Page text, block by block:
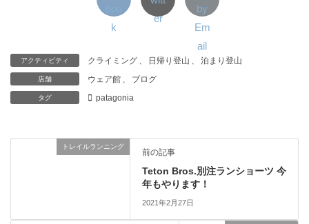
アクティビティ クライミング 、 日帰り登山 、 泊まり登山
店舗 ウェア館 、 ブログ
タグ patagonia
トレイルランニング
前の記事
Teton Bros.別注ランショーツ 今
年もやります！
2021年2月27日